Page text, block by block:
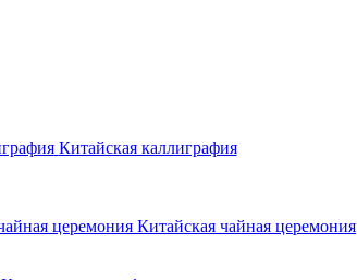
Китайская каллиграфия
Китайская чайная церемония